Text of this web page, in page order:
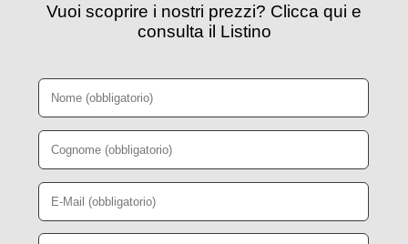
Vuoi scoprire i nostri prezzi? Clicca qui e
consulta il Listino